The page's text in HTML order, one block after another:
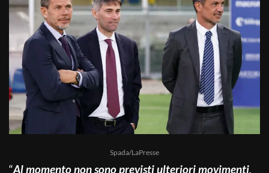
Spada/LaPresse
“Al momento non sono previsti ulteriori movimenti,